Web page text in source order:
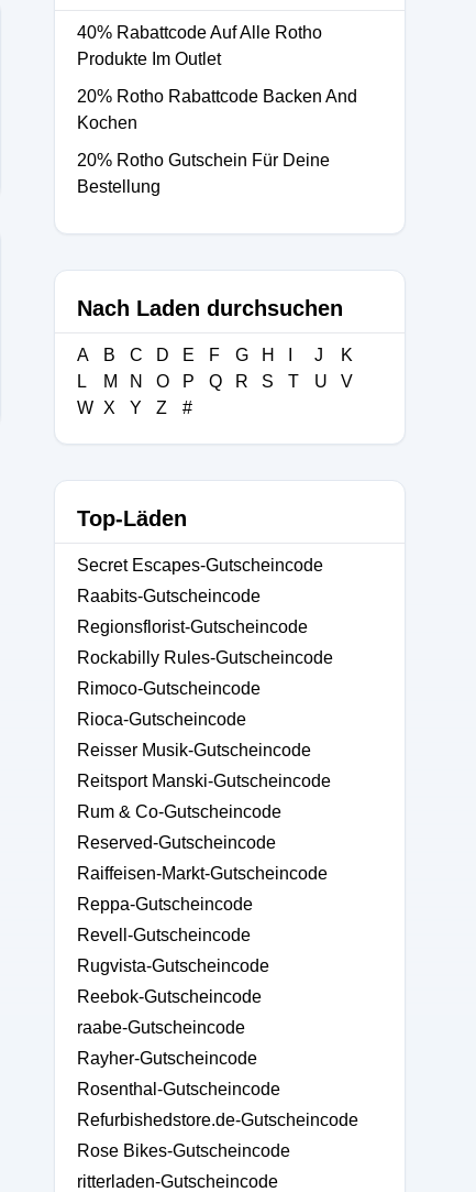
40% Rabattcode Auf Alle Rotho
Produkte Im Outlet
20% Rotho Rabattcode Backen And
Kochen
20% Rotho Gutschein Für Deine
Bestellung
Nach Laden durchsuchen
A B C D E F G H J
K
L
M N O P Q R S T U
V
W X Y Z #
Top-Läden
Secret Escapes-Gutscheincode
Raabits-Gutscheincode
Regionsflorist-Gutscheincode
Rockabilly Rules-Gutscheincode
Rimoco-Gutscheincode
Rioca-Gutscheincode
Reisser Musik-Gutscheincode
Reitsport Manski-Gutscheincode
Rum & Co-Gutscheincode
Reserved-Gutscheincode
Raiffeisen-Markt-Gutscheincode
Reppa-Gutscheincode
Revell-Gutscheincode
Rugvista-Gutscheincode
Reebok-Gutscheincode
raabe-Gutscheincode
Rayher-Gutscheincode
Rosenthal-Gutscheincode
Refurbishedstore.de-Gutscheincode
Rose Bikes-Gutscheincode
ritterladen-Gutscheincode